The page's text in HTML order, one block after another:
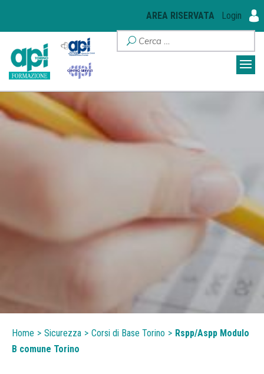
AREA RISERVATA Login
Home > Sicurezza > Corsi di Base Torino > Rspp/Aspp Modulo
B comune Torino